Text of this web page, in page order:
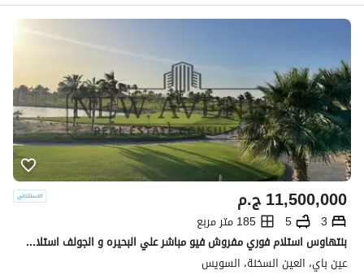
ج.م11,500,000
3
5
185 متر مربع
بنتهاوس استلام فوري مفروش فيو مباشر علي البحيره و الجولف استلام فوري في عين باي العين السخنة Ain bay Ein elsokhna من تطوير نيو جيزة
عين باي، العين السخنة، السويس